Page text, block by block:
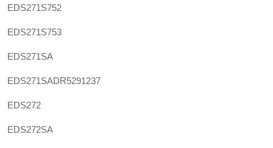
EDS271S752
EDS271S753
EDS271SA
EDS271SADR5291237
EDS272
EDS272SA